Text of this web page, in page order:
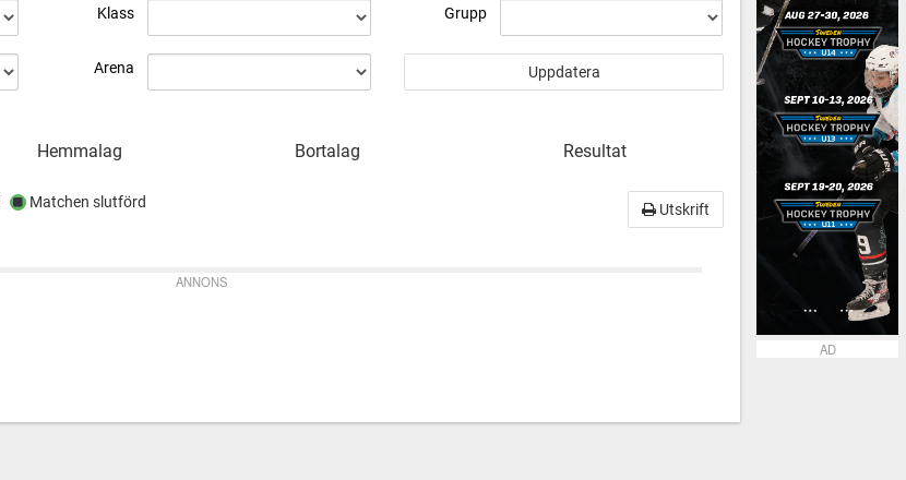
Klass Grupp
Arena
Hemmalag Bortalag Resultat
Matchen slutförd Utskrift
ANNONS
AD